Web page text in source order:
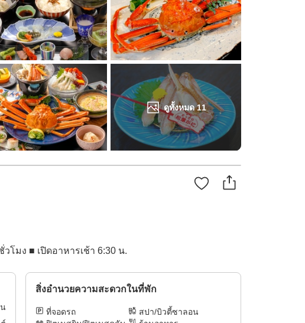
ดูทั้งหมด11
โมง ■ เปิดอาหารเช้า 6:30 น.
สิ่งอำนวยความสะดวกในที่พัก
ที่จอดรถ
สปา/บิวตี้ซาลอน